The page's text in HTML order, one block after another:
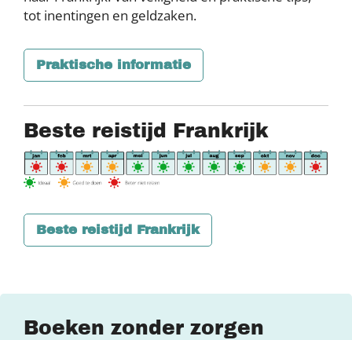
tot inentingen en geldzaken.
Praktische informatie
Beste reistijd Frankrijk
Beste reistijd Frankrijk
Boeken zonder zorgen